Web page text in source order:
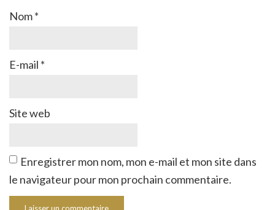
Nom*
E-mail *
Site web
Enregistrer mon nom, mon e-mail et mon site dans
le navigateur pour mon prochain commentaire.